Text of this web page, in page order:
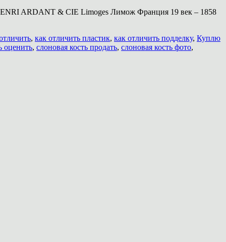
ARDANT & CIE Limoges Лимож Франция 19 век – 1858
, как отличить пластик, как отличить подделку, Куплю
оценить, слоновая кость продать, слоновая кость фото,